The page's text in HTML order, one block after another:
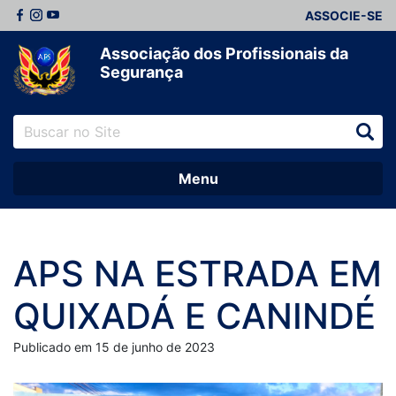
ASSOCIE-SE
Associação dos Profissionais da
Segurança
Menu
APS NA ESTRADA EM
QUIXADÁ E CANINDÉ
Publicado em 15 de junho de 2023